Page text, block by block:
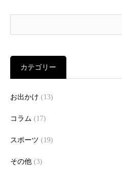
カテゴリー
お出かけ (13)
コラム (17)
スポーツ (19)
その他 (3)